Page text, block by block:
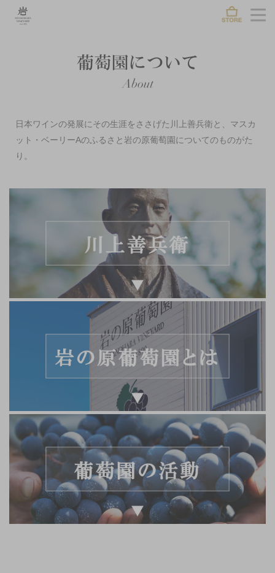
日本ワインの発展にその生涯をささげた川上善兵衛と、マスカ
ット・ベーリーAのふるさと岩の原葡萄園についてのものがた
り。